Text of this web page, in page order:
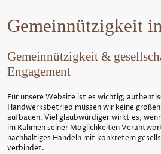
Gemeinnützigkeit
Gemeinnützigkeit &
Engagement
Für unsere Website ist es wichtig,
Handwerksbetrieb müssen wir keine
aufbauen. Viel glaubwürdiger wirkt es,
im Rahmen seiner Möglichkeiten
nachhaltiges Handeln mit konkretem
verbindet.